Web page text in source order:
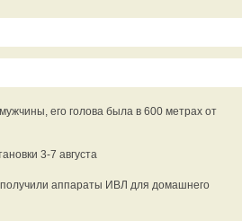
его голова была в 600 метрах от
3-7 августа
аппараты ИВЛ для домашнего